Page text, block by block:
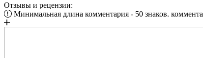
Отзывы и рецензии:
Минимальная длина комментария - 50 знаков.